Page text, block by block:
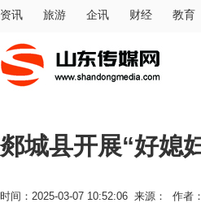
资讯 旅游 企讯 财经 教育
郯城县开展“好媳
时间：2025-03-07 10:52:06 来源： 作者：